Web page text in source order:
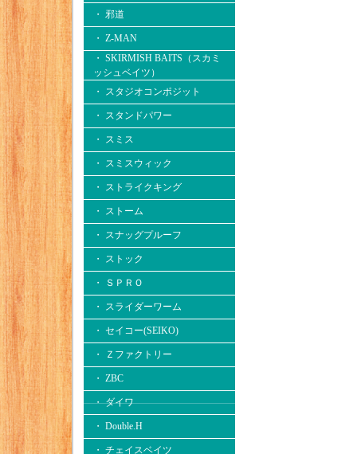
・ 邪道
・ Z-MAN
・ SKIRMISH BAITS（スカミ
ッシュベイツ）
・ スタジオコンポジット
・ スタンドパワー
・ スミス
・ スミスウィック
・ ストライクキング
・ ストーム
・ スナッグプルーフ
・ ストック
・ ＳＰＲＯ
・ スライダーワーム
・ セイコー(SEIKO)
・ Ｚファクトリー
・ ZBC
・ ダイワ
・ Double.H
・ チェイスベイツ